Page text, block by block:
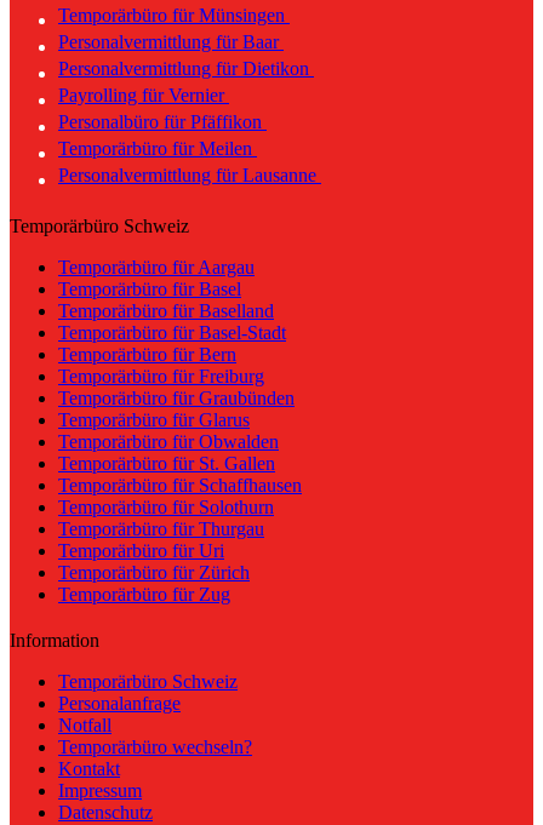
Temporärbüro für Münsingen
Personalvermittlung für Baar
Personalvermittlung für Dietikon
Payrolling für Vernier
Personalbüro für Pfäffikon
Temporärbüro für Meilen
Personalvermittlung für Lausanne
Temporärbüro Schweiz
Temporärbüro für Aargau
Temporärbüro für Basel
Temporärbüro für Baselland
Temporärbüro für Basel-Stadt
Temporärbüro für Bern
Temporärbüro für Freiburg
Temporärbüro für Graubünden
Temporärbüro für Glarus
Temporärbüro für Obwalden
Temporärbüro für St. Gallen
Temporärbüro für Schaffhausen
Temporärbüro für Solothurn
Temporärbüro für Thurgau
Temporärbüro für Uri
Temporärbüro für Zürich
Temporärbüro für Zug
Information
Temporärbüro Schweiz
Personalanfrage
Notfall
Temporärbüro wechseln?
Kontakt
Impressum
Datenschutz